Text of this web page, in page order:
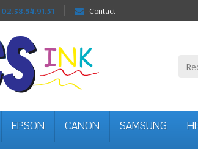
02.38.54.91.51 Contact
EPSON CANON SAMSUNG